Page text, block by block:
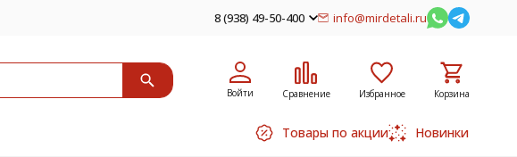
8 (938) 49-50-400 info@mirdetali.ru
Войти Сравнение Избранное Корзина
Товары по акции Новинки